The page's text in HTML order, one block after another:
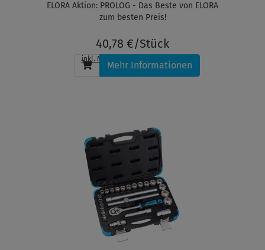
ELORA Aktion: PROLOG - Das Beste von ELORA
zum besten Preis!
40,78 €/Stück
inkl. MwSt. , zzgl. Versandkosten
Mehr Informationen